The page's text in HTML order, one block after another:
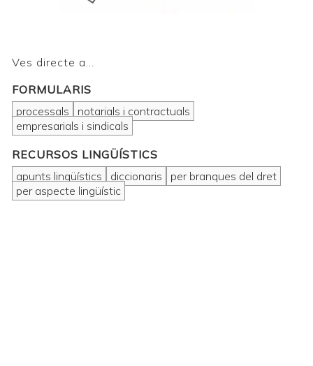
Ves directe a...
FORMULARIS
processals
notarials i contractuals
empresarials i sindicals
RECURSOS LINGÜÍSTICS
apunts lingüístics
diccionaris
per branques del dret
per aspecte lingüístic